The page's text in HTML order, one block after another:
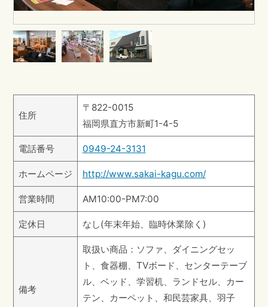
住所
〒822-0015
福岡県直方市新町1-4-5
電話番号 0949-24-3131
ホームページ http://www.sakai-kagu.com/
営業時間 AM10:00-PM7:00
定休日 なし(年末年始、臨時休業除く)
備考
取扱い商品：ソファ、ダイニングセッ
ト、食器棚、TVボード、センターテーブ
ル、ベッド、学習机、ランドセル、カー
テン、カーペット、和民芸家具、羽子